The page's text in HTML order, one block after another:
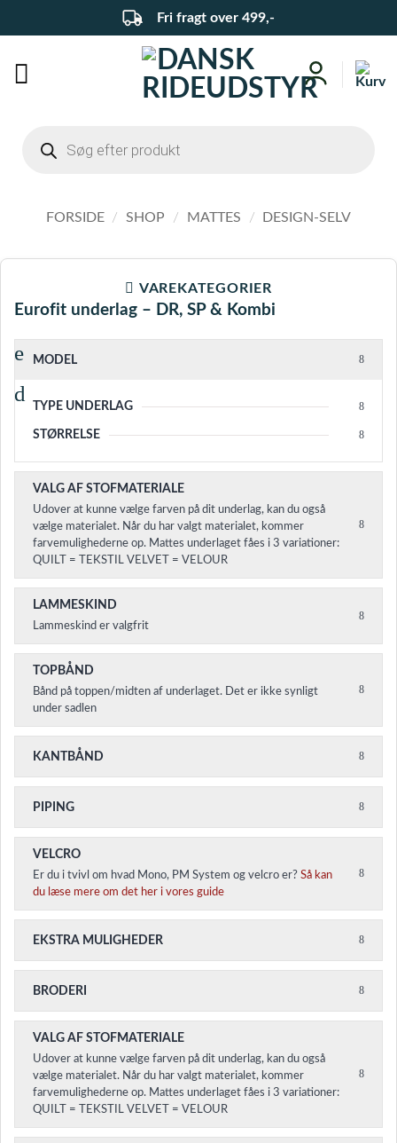
Fri fragt over 499,-
search
FORSIDE / SHOP / MATTES / DESIGN-SELV
VAREKATEGORIER
Eurofit underlag – DR, SP & Kombi
MODEL
TYPE UNDERLAG
STØRRELSE
VALG AF STOFMATERIALE
Udover at kunne vælge farven på dit underlag, kan du også
vælge materialet. Når du har valgt materialet, kommer
farvemulighederne op. Mattes underlaget fåes i 3 variationer:
QUILT = TEKSTIL VELVET = VELOUR
LAMMESKIND
Lammeskind er valgfrit
TOPBÅND
Bånd på toppen/midten af underlaget. Det er ikke synligt
under sadlen
KANTBÅND
PIPING
VELCRO
Er du i tvivl om hvad Mono, PM System og velcro er? Så kan
du læse mere om det her i vores guide
EKSTRA MULIGHEDER
BRODERI
VALG AF STOFMATERIALE
Udover at kunne vælge farven på dit underlag, kan du også
vælge materialet. Når du har valgt materialet, kommer
farvemulighederne op. Mattes underlaget fåes i 3 variationer:
QUILT = TEKSTIL VELVET = VELOUR